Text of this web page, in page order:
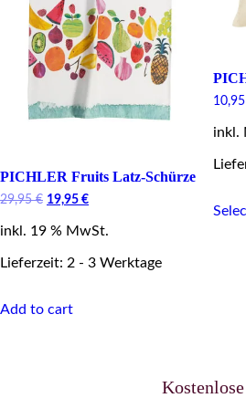
page
PICHLER Fruits Latz-Schürze
29,95€ Original
was:
19,95 €Current
is:
inkl. 19 % MwSt.
Lieferzeit: 2 - 3 Werktage
Add to cart
10,95
inkl.
Kostenlose